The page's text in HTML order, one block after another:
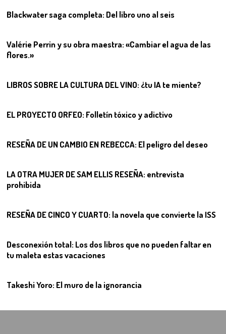
Blackwater saga completa: Del libro uno al seis
Valérie Perrin y su obra maestra: «Cambiar el agua de las
flores.»
LIBROS SOBRE LA CULTURA DEL VINO: ¿tu IA te miente?07
EL PROYECTO ORFEO: Folletín tóxico y adictivo
RESEÑA DE UN CAMBIO EN REBECCA: El peligro del deseo
09
LA OTRA MUJER DE SAM ELLIS RESEÑA: entrevista
prohibida
RESEÑA DE CINCO Y CUARTO: la novela que convierte la ISS
11
Desconexión total: Los dos libros que no pueden faltar en
tu maleta estas vacaciones
Takeshi Yoro: El muro de la ignorancia